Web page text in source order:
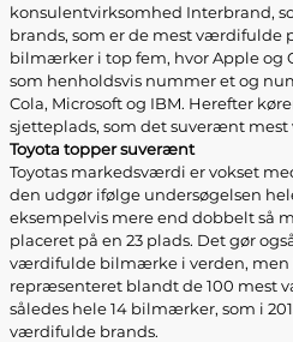
konsulentvirksomhed Interbrand,
brands, som er de mest værdifulde
bilmærker i top fem, hvor Apple og
som henholdsvis nummer et og
Cola, Microsoft og IBM. Herefter
sjetteplads, som det suverænt
Toyota topper suverænt
Toyotas markedsværdi er vokset
den udgør ifølge undersøgelsen
eksempelvis mere end dobbelt så
placeret på en 23 plads. Det gør
værdifulde bilmærke i verden,
repræsenteret blandt de 100 mest
således hele 14 bilmærker, som i
værdifulde brands.